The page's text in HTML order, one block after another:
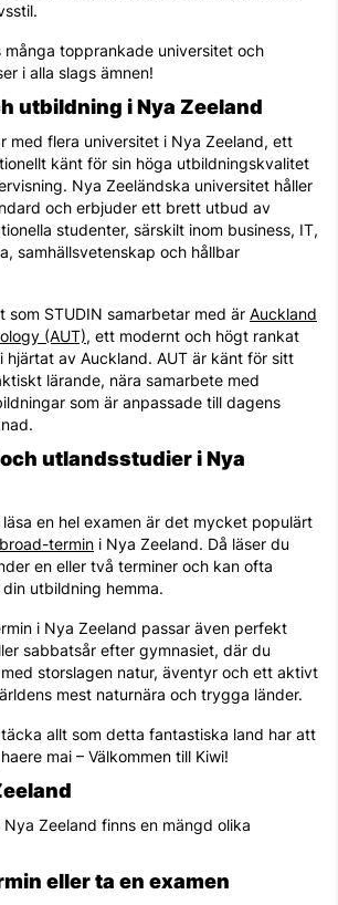
många topprankade universitet och
i alla slags ämnen!
utbildning i Nya Zeeland
med flera universitet i Nya Zeeland, ett
känt för sin höga utbildningskvalitet
Nya Zeeländska universitet håller
och erbjuder ett brett utbud av
studenter, särskilt inom business, IT,
samhällsvetenskap och hållbar
som STUDIN samarbetar med är Auckland
(AUT), ett modernt och högt rankat
hjärtat av Auckland. AUT är känt för sitt
lärande, nära samarbete med
som är anpassade till dagens
utlandsstudier i Nya
läsa en hel examen är det mycket populärt
termin i Nya Zeeland. Då läser du
en eller två terminer och kan ofta
utbildning hemma.
i Nya Zeeland passar även perfekt
sabbatsår efter gymnasiet, där du
storslagen natur, äventyr och ett aktivt
mest naturnära och trygga länder.
allt som detta fantastiska land har att
mai – Välkommen till Kiwi!
Zeeland finns en mängd olika
eller ta en examen